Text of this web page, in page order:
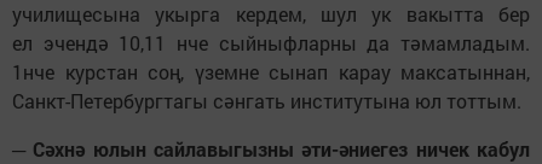
училищесына укырга кердем, шул ук вакытта бер
ел эчендә 10,11 нче сыйныфларны да тәмамладым.
1нче курстан соң, үземне сынап карау максатыннан,
Санкт-Петербургтагы сәнгать институтына юл тоттым.
─ Сәхнә юлын сайлавыгызны әти-әниегез ничек кабул